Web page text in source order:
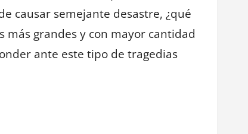
causar semejante desastre, ¿qué
más grandes y con mayor cantidad
ante este tipo de tragedias